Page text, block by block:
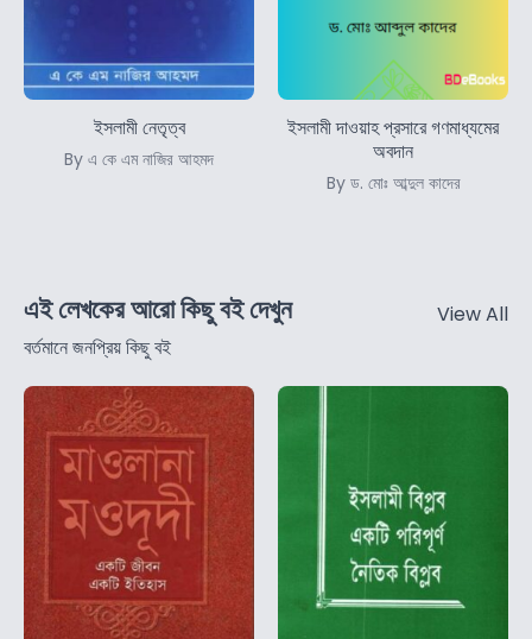
ইসলামী নেতৃত্ব
By এ কে এম নাজির আহমদ
ইসলামী দাওয়াহ প্রসারে গণমাধ্যমের
অবদান
By ড. মোঃ আব্দুল কাদের
এই লেখকের আরো কিছু বই দেখুন
বর্তমানে জনপ্রিয় কিছু বই
View All